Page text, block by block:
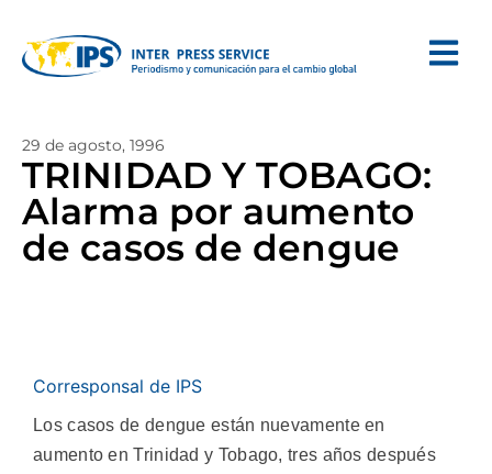
29 de agosto, 1996
TRINIDAD Y TOBAGO:
Alarma por aumento
de casos de dengue
Corresponsal de IPS
Los casos de dengue están nuevamente en
aumento en Trinidad y Tobago, tres años después